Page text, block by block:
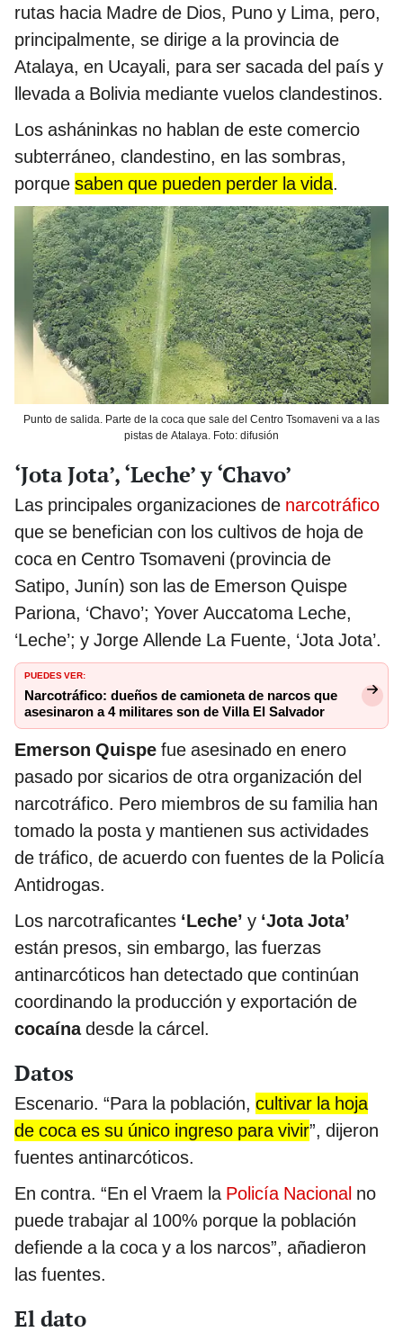
rutas hacia Madre de Dios, Puno y Lima, pero,
principalmente, se dirige a la provincia de
Atalaya, en Ucayali, para ser sacada del país y
llevada a Bolivia mediante vuelos clandestinos.
Los asháninkas no hablan de este comercio
subterráneo, clandestino, en las sombras,
porque saben que pueden perder la vida.
Punto de salida. Parte de la coca que sale del Centro Tsomaveni va a las
pistas de Atalaya. Foto: difusión
‘Jota Jota’, ‘Leche’ y ‘Chavo’
Las principales organizaciones de narcotráfico
que se benefician con los cultivos de hoja de
coca en Centro Tsomaveni (provincia de
Satipo, Junín) son las de Emerson Quispe
Pariona, ‘Chavo’; Yover Auccatoma Leche,
‘Leche’; y Jorge Allende La Fuente, ‘Jota Jota’.
PUEDES VER:
Narcotráfico: dueños de camioneta de narcos que
asesinaron a 4 militares son de Villa El Salvador
Emerson Quispe fue asesinado en enero
pasado por sicarios de otra organización del
narcotráfico. Pero miembros de su familia han
tomado la posta y mantienen sus actividades
de tráfico, de acuerdo con fuentes de la Policía
Antidrogas.
Los narcotraficantes ‘Leche’ y ‘Jota Jota’
están presos, sin embargo, las fuerzas
antinarcóticos han detectado que continúan
coordinando la producción y exportación de
cocaínadesde la cárcel.
Datos
Escenario. “Para la población, cultivar la hoja
de coca es su único ingreso para vivir”, dijeron
fuentes antinarcóticos.
En contra. “En el Vraem la Policía Nacional no
puede trabajar al 100% porque la población
defiende a la coca y a los narcos”, añadieron
las fuentes.
El dato